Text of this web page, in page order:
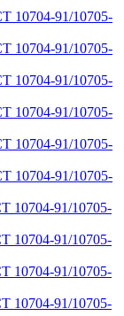
91/10705-
91/10705-
91/10705-
91/10705-
91/10705-
91/10705-
91/10705-
91/10705-
91/10705-
91/10705-